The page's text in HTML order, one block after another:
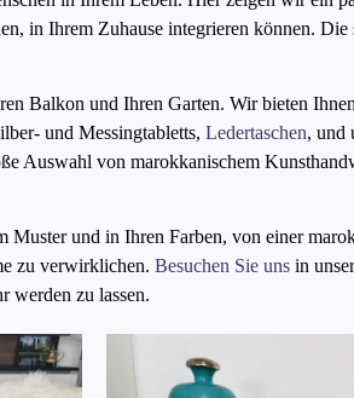
in Ihrem Zuhause integrieren können.
Balkon und Ihren Garten. Wir bieten
und Messingtabletts, Ledertaschen, und
Auswahl von marokkanischem
und in Ihren Farben, von einer
zu verwirklichen. Besuchen Sie uns in
werden zu lassen.